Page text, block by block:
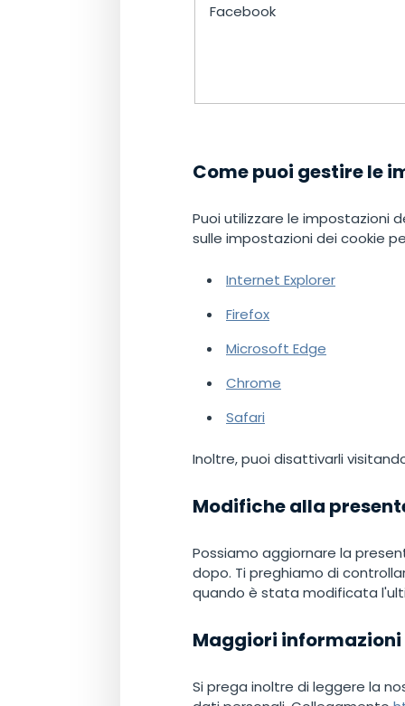
Facebook
Come puoi gestire le
Puoi utilizzare le impostazioni
sulle impostazioni dei cookie
Internet Explorer
Firefox
Microsoft Edge
Chrome
Safari
Inoltre, puoi disattivarli
Modifiche alla
Possiamo aggiornare la
dopo. Ti preghiamo di
quando è stata modificata
Maggiori
Si prega inoltre di leggere la